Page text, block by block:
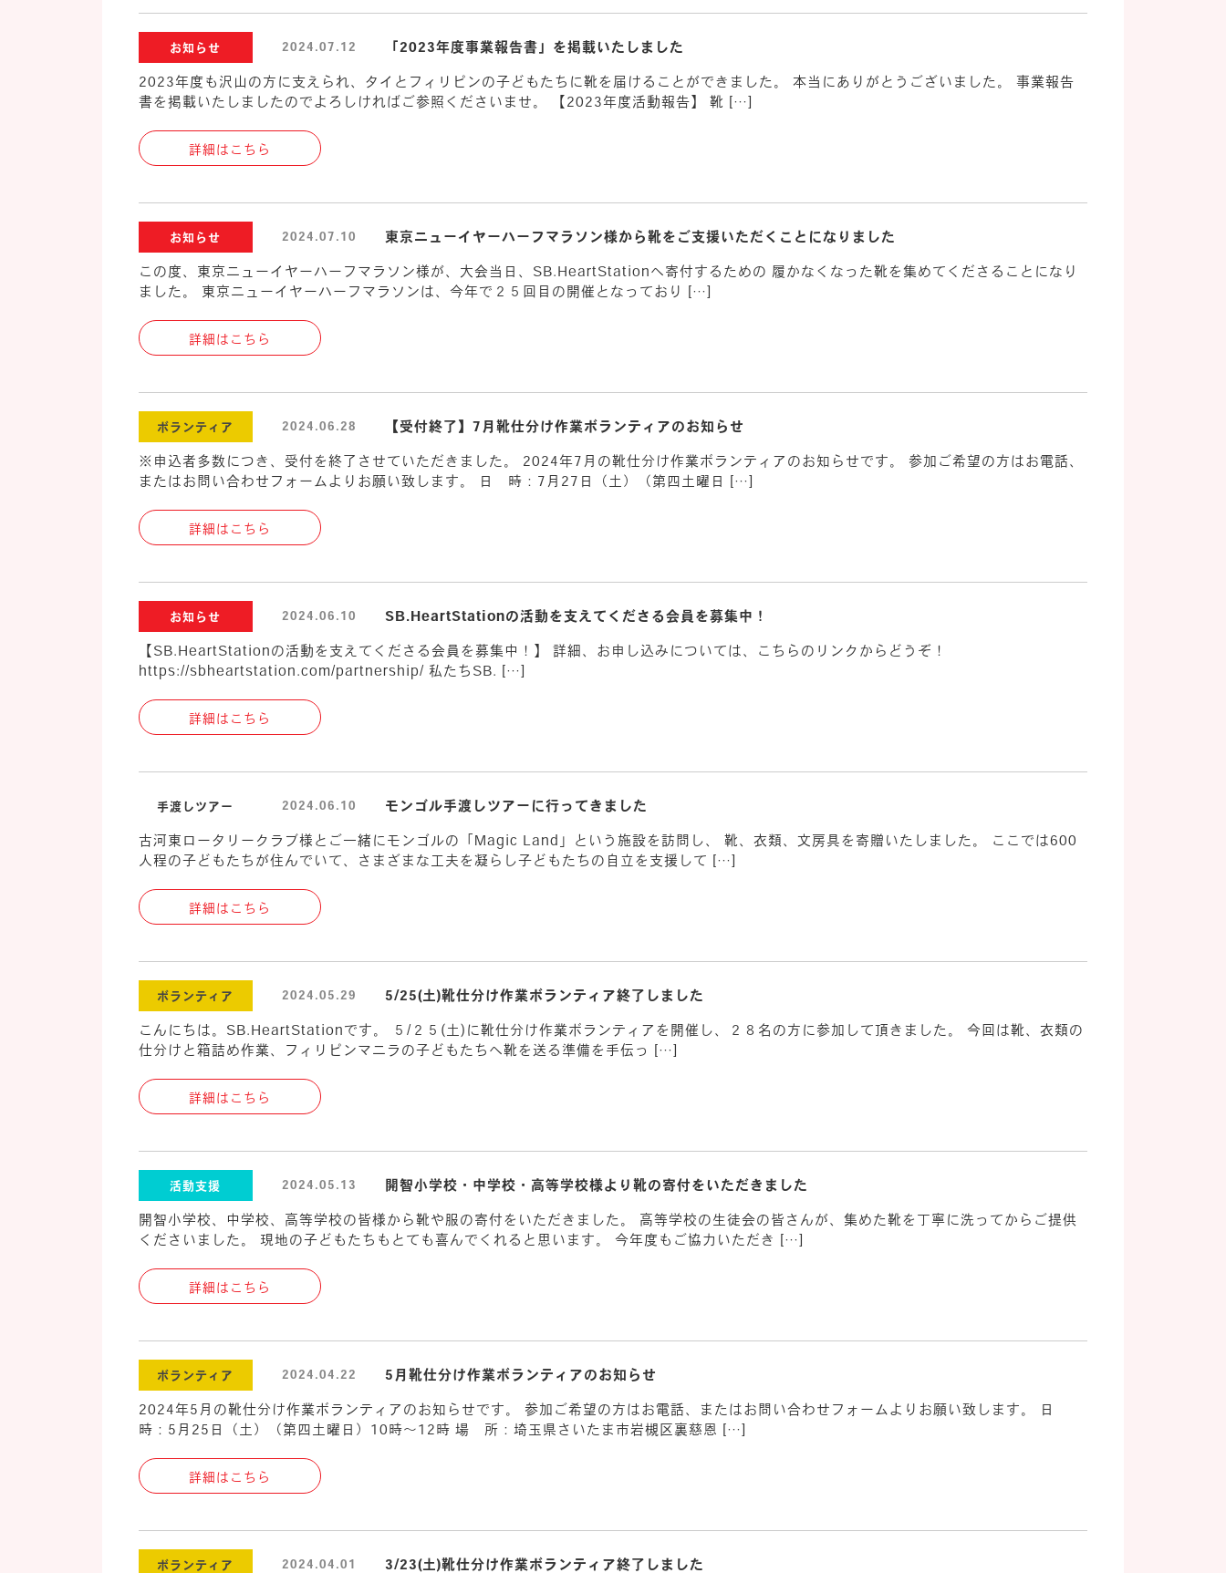
お知らせ 2024.07.12 「2023年度事業報告書」を掲載いたしました
2023年度も沢山の方に支えられ、タイとフィリピンの子どもたちに靴を届けることができました。 本当にありがとうございました。 事業報告
書を掲載いたしましたのでよろしければご参照くださいませ。 【2023年度活動報告】 靴 […]
詳細はこちら
お知らせ 2024.07.10 東京ニューイヤーハーフマラソン様から靴をご支援いただくことになりました
この度、東京ニューイヤーハーフマラソン様が、大会当日、SB.HeartStationへ寄付するための 履かなくなった靴を集めてくださることになり
ました。 東京ニューイヤーハーフマラソンは、今年で２５回目の開催となっており […]
詳細はこちら
ボランティア 2024.06.28 【受付終了】7月靴仕分け作業ボランティアのお知らせ
※申込者多数につき、受付を終了させていただきました。 2024年7月の靴仕分け作業ボランティアのお知らせです。 参加ご希望の方はお電話、
またはお問い合わせフォームよりお願い致します。 日 時：7月27日（土）（第四土曜日 […]
詳細はこちら
お知らせ 2024.06.10 SB.HeartStationの活動を支えてくださる会員を募集中！
【SB.HeartStationの活動を支えてくださる会員を募集中！】 詳細、お申し込みについては、こちらのリンクからどうぞ！
https://sbheartstation.com/partnership/ 私たちSB. […]
詳細はこちら
手渡しツアー 2024.06.10 モンゴル手渡しツアーに行ってきました
古河東ロータリークラブ様とご一緒にモンゴルの「Magic Land」という施設を訪問し、 靴、衣類、文房具を寄贈いたしました。 ここでは600
人程の子どもたちが住んでいて、さまざまな工夫を凝らし子どもたちの自立を支援して […]
詳細はこちら
ボランティア 2024.05.29 5/25(土)靴仕分け作業ボランティア終了しました
こんにちは。SB.HeartStationです。 ５/２５(土)に靴仕分け作業ボランティアを開催し、２８名の方に参加して頂きました。 今回は靴、衣類の
仕分けと箱詰め作業、フィリピンマニラの子どもたちへ靴を送る準備を手伝っ […]
詳細はこちら
活動支援 2024.05.13 開智小学校・中学校・高等学校様より靴の寄付をいただきました
開智小学校、中学校、高等学校の皆様から靴や服の寄付をいただきました。 高等学校の生徒会の皆さんが、集めた靴を丁寧に洗ってからご提供
くださいました。 現地の子どもたちもとても喜んでくれると思います。 今年度もご協力いただき […]
詳細はこちら
ボランティア 2024.04.22 5月靴仕分け作業ボランティアのお知らせ
2024年5月の靴仕分け作業ボランティアのお知らせです。 参加ご希望の方はお電話、またはお問い合わせフォームよりお願い致します。 日
時：5月25日（土）（第四土曜日）10時～12時 場 所：埼玉県さいたま市岩槻区裏慈恩 […]
詳細はこちら
ボランティア 2024.04.01 3/23(土)靴仕分け作業ボランティア終了しました